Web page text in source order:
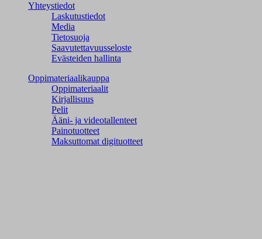
Yhteystiedot
Laskutustiedot
Media
Tietosuoja
Saavutettavuusseloste
Evästeiden hallinta
Oppimateriaalikauppa
Oppimateriaalit
Kirjallisuus
Pelit
Ääni- ja videotallenteet
Painotuotteet
Maksuttomat digituotteet